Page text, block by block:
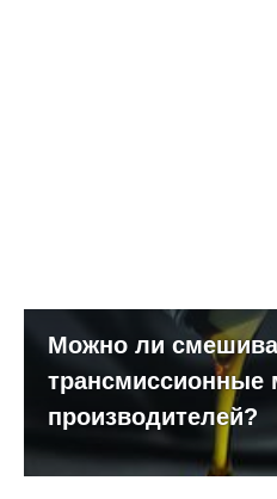
Можно ли
трансмиссионные
производителей?